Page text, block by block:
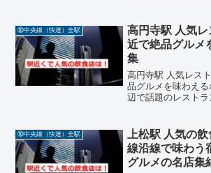
市に位置し、自然
風情が残るエリア
⑩中央線（快速）全駅
高円寺駅 人気
近で絶品グルメ
集
高円寺駅 人気レス
品グルメを味わえ
辺で話題のレスト
が集まるグルメエ
回は、高円寺駅か
⑩中央線（快速）全駅
上松駅 人気の
線沿線で味わう
グルメの名店集